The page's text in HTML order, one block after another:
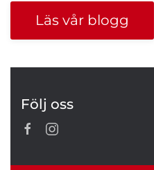
Läs vår blogg
Följ oss